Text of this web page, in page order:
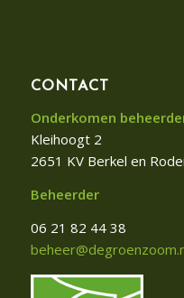
CONTACT
Onderkomen
Kleihoogt 2
2651 KV Berkel en
Beheerder
06 21 82 44 38